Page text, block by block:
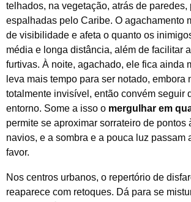
telhados, na vegetação, atrás de
espalhadas pelo Caribe. O agachamento
de visibilidade e afeta o quanto os
média e longa distância, além de facilitar
furtivas. À noite, agachado, ele fica ainda
leva mais tempo para ser notado, embora
totalmente invisível, então convém seguir
entorno. Some a isso o mergulhar em
permite se aproximar sorrateiro de pontos
navios, e a sombra e a pouca luz passam
favor.
Nos centros urbanos, o repertório de
reaparece com retoques. Dá para se